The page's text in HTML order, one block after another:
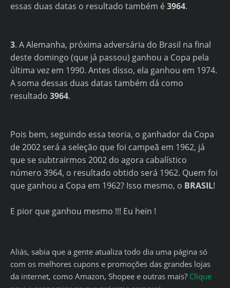
essas duas datas o resultado também é 3964.
3. A Alemanha, próxima adversária do Brasil na final
deste domingo (que já passou) ganhou a Copa pela
última vez em 1990. Antes disso, ela ganhou em 1974.
A soma dessas duas datas também dá como
resultado 3964.
Pois bem, seguindo essa teoria, o ganhador da Copa
de 2002 será a seleção que foi campeã em 1962, já
que se subtrairmos 2002 do agora cabalístico
número 3964, o resultado obtido será 1962. Quem foi
que ganhou a Copa em 1962? Isso mesmo, o BRASIL!
E pior que ganhou mesmo !!! Eu hein !
Aliás, sabia que a gente atualiza todo dia uma página só
com os melhores cupons e promoções das grandes lojas
da internet, como Amazon, Shopee e outras mais? Clique